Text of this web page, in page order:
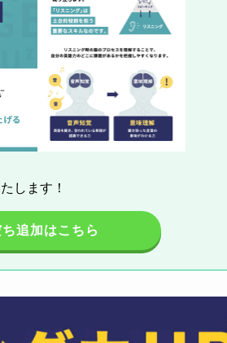
します！
追加はこちら